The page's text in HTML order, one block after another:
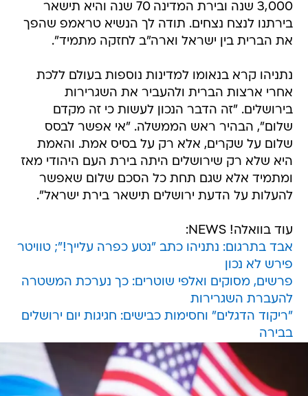
3,000 שנה ובירת המדינה 70 שנה והיא תישאר
בירתנו לנצח נצחים. תודה לך הנשיא טראמפ שהפך
את הברית בין ישראל וארה"ב לחזקה מתמיד".
נתניהו קרא בנאומו למדינות נוספות בעולם ללכת
אחרי ארצות הברית ולהעביר את השגרירות
בירושלים. "זה הדבר הנכון לעשות כי זה מקדם
שלום", הבהיר ראש הממשלה. "אי אפשר לבסס
שלום על שקרים, אלא רק על בסיס אמת. והאמת
היא שלא רק שירושלים היתה בירת העם היהודי מאז
ומתמיד אלא שגם תחת כל הסכם שלום שאפשר
להעלות על הדעת ירושלים תישאר בירת ישראל".
עוד בוואלה! NEWS:
אבד בתרגום: נתניהו כתב "נטע כפרה עלייך!"; טוויטר
פירש לא נכון
פרשים, מסוקים ואלפי שוטרים: כך נערכת המשטרה
להעברת השגרירות
"ריקוד הדגלים" וחסימות כבישים: חגיגות יום ירושלים
בבירה